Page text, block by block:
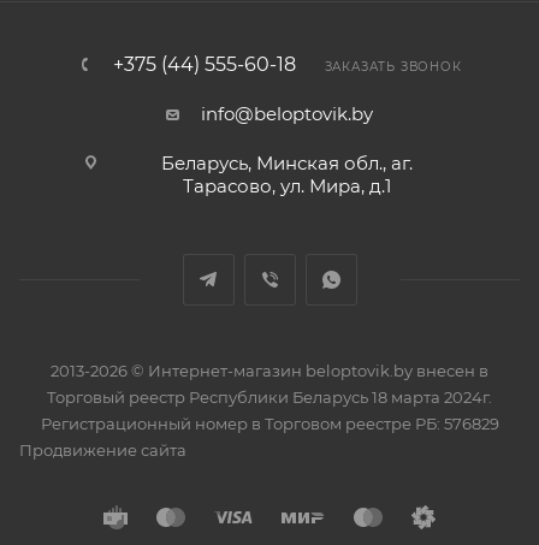
+375 (44) 555-60-18 ЗАКАЗАТЬ ЗВОНОК
info@beloptovik.by
Беларусь, Минская обл., аг.
Тарасово, ул. Мира, д.1
2013-2026 © Интернет-магазин beloptovik.by внесен в
Торговый реестр Республики Беларусь 18 марта 2024г.
Регистрационный номер в Торговом реестре РБ: 576829
Продвижение сайта